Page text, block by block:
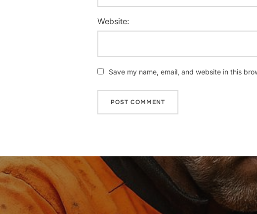
Website:
Save my name, email, and website in this
Nawigacja
wpisu